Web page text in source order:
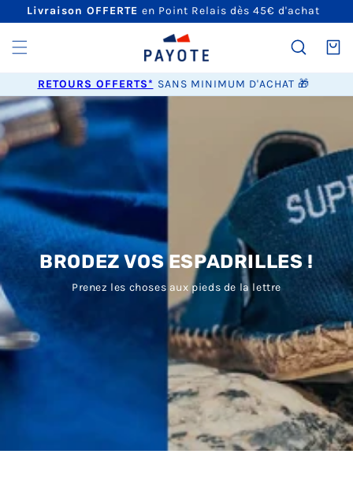
PASSER
CONTENU
Livraison OFFERTE en Point Relais dès 45€ d'achat
Panier
RETOURS OFFERTS* SANS MINIMUM D'ACHAT 🎁
BRODEZ VOS ESPADRILLES !
Prenez les choses aux pieds de la lettre